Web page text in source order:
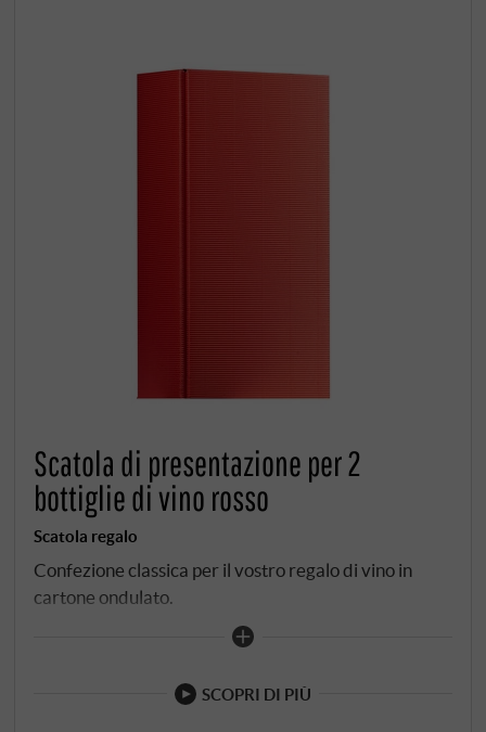
Scatola di presentazione per 2
bottiglie di vino rosso
Scatola regalo
Confezione classica per il vostro regalo di vino in
cartone ondulato.
SCOPRI DI PIÙ